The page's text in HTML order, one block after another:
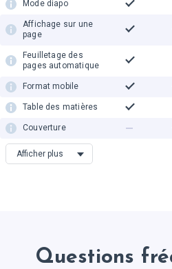
Mode diapo
Affichage sur une
page
Feuilletage des
pages automatique
Format mobile
Table des matières
Couverture
Miniatures
Ajout et
Afficher plus
Questions